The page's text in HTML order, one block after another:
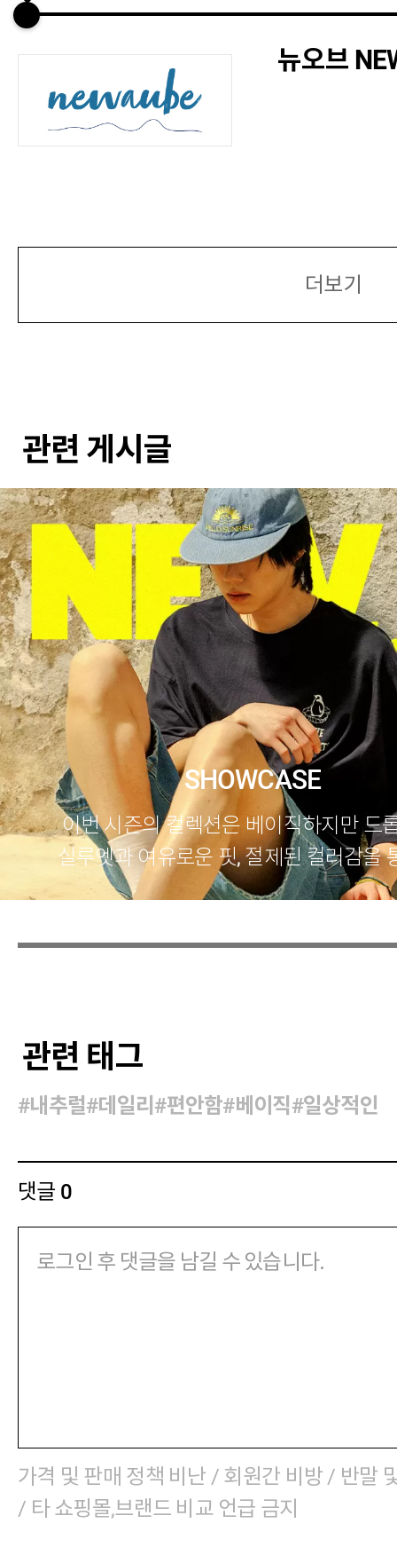
뉴오브
더보기
관련 게시글
SHOWCASE
이번 시즌의 컬렉션은 베이직하지만 드
실루엣과 여유로운 핏, 절제된 컬러감을
상의 모든 순간에 편안함과 스타일의 균
관련 태그
#내추럴#데일리 #편안함#베이직#일상적인
댓글 0
가격 및 판매 정책 비난 / 회원간 비방 / 반말
/ 타 쇼핑몰,브랜드 비교 언급 금지